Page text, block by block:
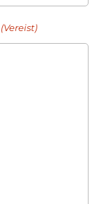
(Vereist)